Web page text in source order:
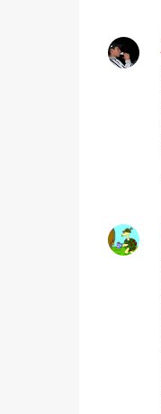
C
r